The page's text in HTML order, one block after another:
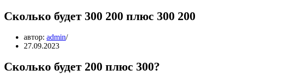
Сколько будет 300 200 плюс 300 200
автор: admin
27.09.2023
Сколько будет 200 плюс 300?